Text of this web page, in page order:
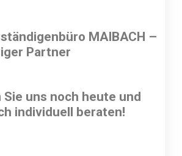
MAIBACH –
Partner
uns noch heute und
individuell beraten!